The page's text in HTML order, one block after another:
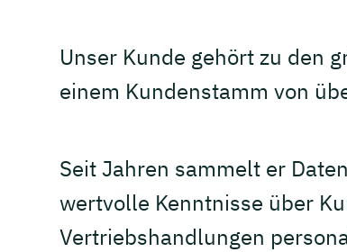
Unser Kunde gehört zu den
einem Kundenstamm von
Seit Jahren sammelt er
wertvolle Kenntnisse über
Vertriebshandlungen